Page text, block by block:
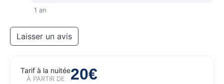
1 an
Laisser un avis
Tarif à la nuitée
À PARTIR DE 20€